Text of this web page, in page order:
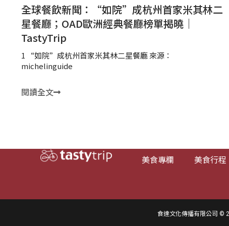
全球餐飲新聞：“如院”成杭州首家米其林二
星餐廳；OAD歐洲經典餐廳榜單揭曉｜
TastyTrip
1 “如院”成杭州首家米其林二星餐廳 來源：
michelinguide
閱讀全文
美食專欄 美食行程
食達文化傳播有限公司 ©